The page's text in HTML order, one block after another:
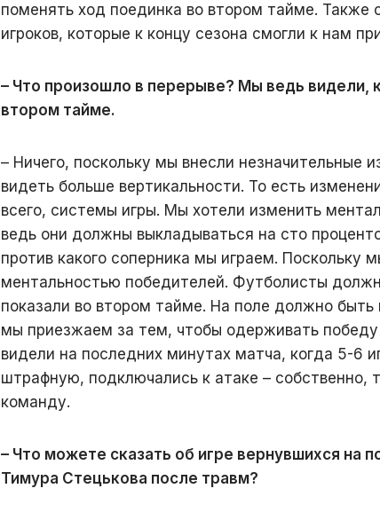
поменять ход поединка во втором тайме. Также
игроков, которые к концу сезона смогли к нам
– Что произошло в перерыве? Мы ведь видели,
втором тайме.
– Ничего, поскольку мы внесли незначительные
видеть больше вертикальности. То есть
всего, системы игры. Мы хотели изменить
ведь они должны выкладываться на сто
против какого соперника мы играем. Поскольку
ментальностью победителей. Футболисты
показали во втором тайме. На поле должно
мы приезжаем за тем, чтобы одерживать
видели на последних минутах матча, когда 5-6
штрафную, подключались к атаке – собственно,
команду.
– Что можете сказать об игре вернувшихся на
Тимура Стецькова после травм?